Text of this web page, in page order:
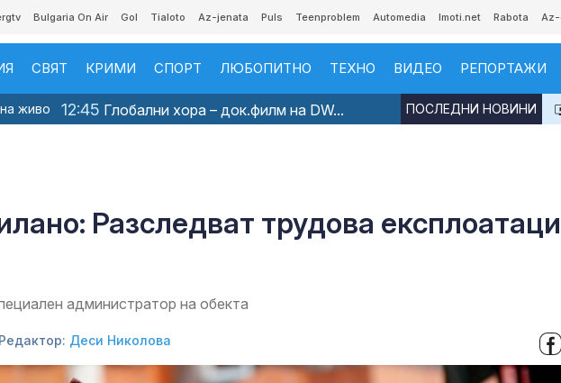
Bulgaria On Air Gol Tialoto Az-jenata Puls Teenproblem Automedia Imoti.net Rabota
СВЯТ КРИМИ СПОРТ ЛЮБОПИТНО ТЕХНО ВИДЕО РЕПОРТАЖИ
живо 12:45 Глобални хора – док.филм на DW... ПОСЛЕДНИ НОВИНИ
Разследват трудова
администратор на обекта
Редактор: Деси Николова